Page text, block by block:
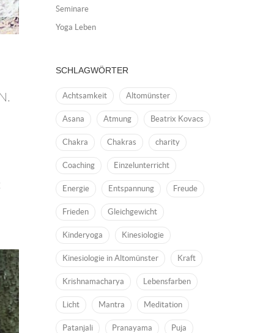
Seminare
Yoga Leben
SCHLAGWÖRTER
Achtsamkeit Altomünster
Asana Atmung Beatrix Kovacs
Chakra Chakras charity
Coaching Einzelunterricht
Energie Entspannung Freude
Frieden Gleichgewicht
Kinderyoga Kinesiologie
Kinesiologie in Altomünster Kraft
Krishnamacharya Lebensfarben
Licht Mantra Meditation
Patanjali Pranayama Puja